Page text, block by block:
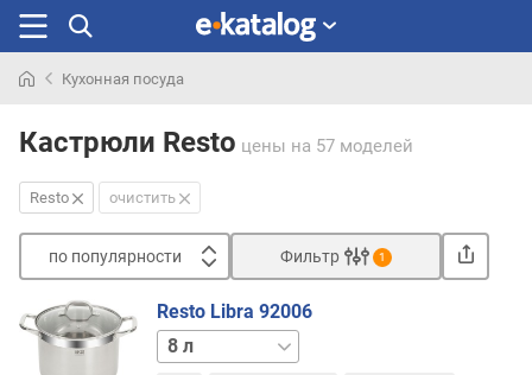
раньше
Кухонная посуда
Кастрюли Resto цены на 57 моделей
Resto очистить
по популярности
п
о
Фильтр 1
Resto Libra 92006
10 л13 л